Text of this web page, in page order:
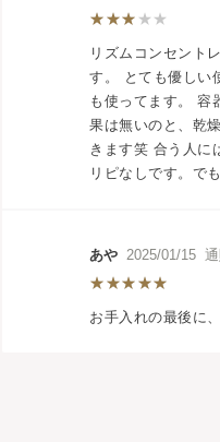
リズムコンセント
す。 とても優しい
も使ってます。 容
果は無いのと、乾
きます笑 合う人に
リピなしです。で
あや 2025/01/15 通
お手入れの最後に